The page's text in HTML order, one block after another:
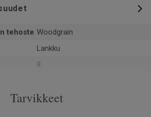
tehoste Woodgrain
Lankku
8
Tarvikkeet